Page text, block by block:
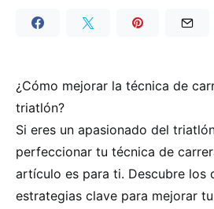
¿Cómo mejorar la técnica de
triatlón?
Si eres un apasionado del
perfeccionar tu técnica de
artículo es para ti. Descubre los
estrategias clave para mejorar